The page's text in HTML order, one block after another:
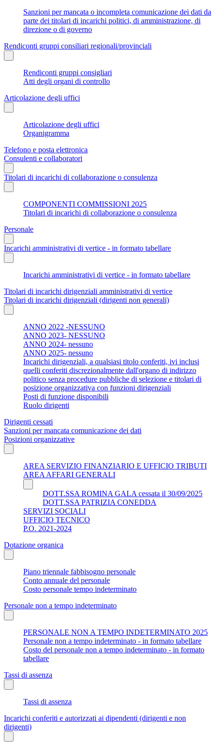
Sanzioni per mancata o incompleta comunicazione dei dati da
parte dei titolari di incarichi politici, di amministrazione, di
direzione o di governo
Rendiconti gruppi consiliari regionali/provinciali
Rendiconti gruppi consigliari
Atti degli organi di controllo
Articolazione degli uffici
Articolazione degli uffici
Organigramma
Telefono e posta elettronica
Consulenti e collaboratori
Titolari di incarichi di collaborazione o consulenza
COMPONENTI COMMISSIONI 2025
Titolari di incarichi di collaborazione o consulenza
Personale
Incarichi amministrativi di vertice - in formato tabellare
Incarichi amministrativi di vertice - in formato tabellare
Titolari di incarichi dirigenziali amministrativi di vertice
Titolari di incarichi dirigenziali (dirigenti non generali)
ANNO 2022 -NESSUNO
ANNO 2023- NESSUNO
ANNO 2024- nessuno
ANNO 2025- nessuno
Incarichi dirigenziali, a qualsiasi titolo conferiti, ivi inclusi
quelli conferiti discrezionalmente dall'organo di indirizzo
politico senza procedure pubbliche di selezione e titolari di
posizione organizzativa con funzioni dirigenziali
Posti di funzione disponibili
Ruolo dirigenti
Dirigenti cessati
Sanzioni per mancata comunicazione dei dati
Posizioni organizzative
AREA SERVIZIO FINANZIARIO E UFFICIO TRIBUTI
AREA AFFARI GENERALI
DOTT.SSA ROMINA GALA cessata il 30/09/2025
DOTT.SSA PATRIZIA CONEDDA
SERVIZI SOCIALI
UFFICIO TECNICO
P.O. 2021-2024
Dotazione organica
Piano triennale fabbisogno personale
Conto annuale del personale
Costo personale tempo indeterminato
Personale non a tempo indeterminato
PERSONALE NON A TEMPO INDETERMINATO 2025
Personale non a tempo indeterminato - in formato tabellare
Costo del personale non a tempo indeterminato - in formato
tabellare
Tassi di assenza
Tassi di assenza
Incarichi conferiti e autorizzati ai dipendenti (dirigenti e non
dirigenti)